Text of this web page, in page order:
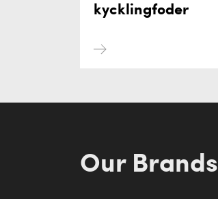
kycklingfoder
Our Brands